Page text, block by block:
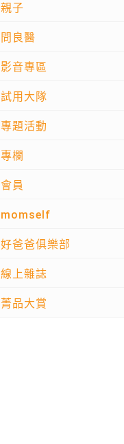
親子
問良醫
影音專區
試用大隊
專題活動
專欄
會員
momself
好爸爸俱樂部
線上雜誌
菁品大賞